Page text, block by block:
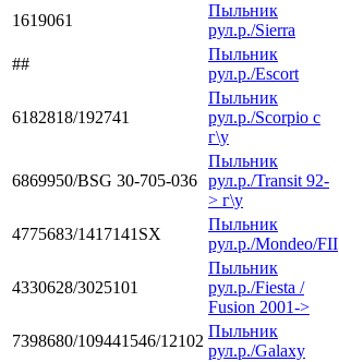
1619061
Пыльник
рул.р./Sierra
##
Пыльник
рул.р./Escort
6182818/192741
Пыльник
рул.р./Scorpio с
г\у
6869950/BSG 30-705-036
Пыльник
рул.р./Transit 92-
> г\у
4775683/1417141SX
Пыльник
рул.р./Mondeo/FII
4330628/3025101
Пыльник
рул.р./Fiesta /
Fusion 2001->
7398680/109441546/12102
Пыльник
рул.р./Galaxy